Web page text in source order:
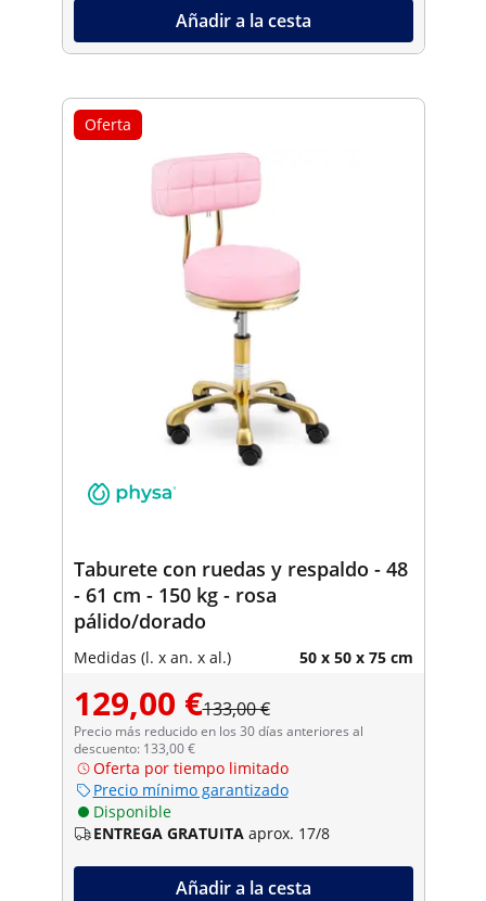
Añadir a la cesta
Oferta
Taburete con ruedas y respaldo - 48
- 61 cm - 150 kg - rosa
pálido/dorado
Medidas (l. x an. x al.) 50 x 50 x 75 cm
129,00 €133,00 €
Precio más reducido en los 30 días anteriores al
descuento: 133,00 €
Oferta por tiempo limitado
Precio mínimo garantizado
Disponible
ENTREGA GRATUITA aprox. 17/8
Añadir a la cesta